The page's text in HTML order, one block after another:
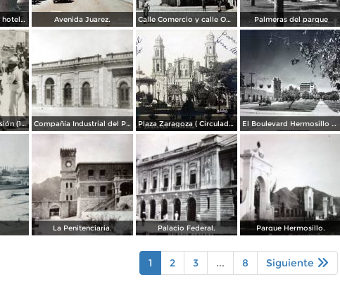
Puerta principal del hotel Ramos. ( Circulada el 29 de Enero de 1942 ). Avenida Juarez. Calle Comercio y calle Obregon. Palmeras del parque
Indios yaquis en prisión (1908) Compañía Industrial del Pacífico (1908) Plaza Zaragoza ( Circulada el 27 de Enero de 1913 ). El Boulevard Hermosillo Sonora.
La Penitenciaria. Palacio Federal. Parque Hermosillo.
1 2 3 ... 8 Siguiente